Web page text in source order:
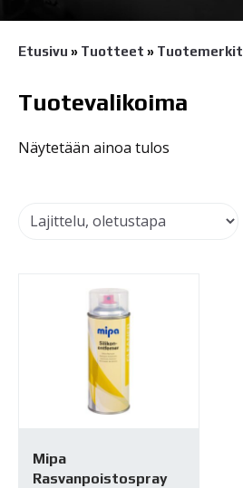
Etusivu » Tuotteet » Tuotemerkit
Tuotevalikoima
Näytetään ainoa tulos
Mipa
Rasvanpoistospray